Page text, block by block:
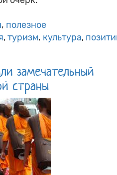
полезное
туризм культура
замечательный
страны